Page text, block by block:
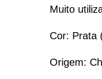
Muito
Cor: Prata
Origem: